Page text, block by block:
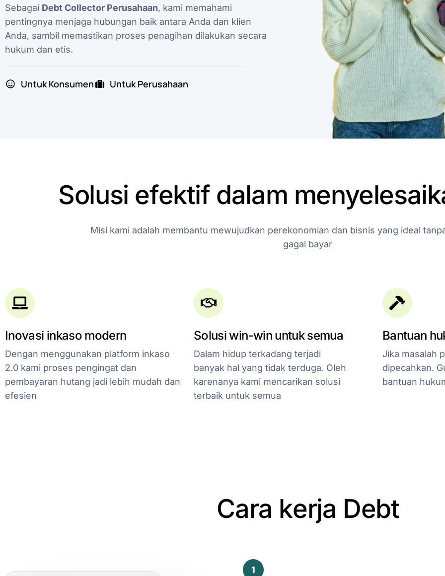
Sebagai Debt Collector Perusahaan, kami memahami
pentingnya menjaga hubungan baik antara Anda dan klien
Anda, sambil memastikan proses penagihan dilakukan secara
hukum dan etis.
Untuk Konsumen Untuk Perusahaan
Solusi efektif dalam
Misi kami adalah membantu mewujudkan perekonomian dan bisnis yang ideal
gagal bayar
Inovasi inkaso modern
Dengan menggunakan platform inkaso
2.0 kami proses pengingat dan
pembayaran hutang jadi lebih mudah dan
efesien
Solusi win-win untuk semua
Dalam hidup terkadang terjadi
banyak hal yang tidak terduga. Oleh
karenanya kami mencarikan solusi
terbaik untuk semua
Bantuan
Jika masalah
dipecahkan.
bantuan
Cara kerja Debt
1